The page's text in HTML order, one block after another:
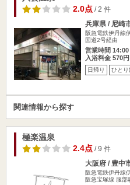
2.0点/ 2 件
兵庫県 / 尼崎
阪急電鉄伊丹線
国道2号経由
営業時間
入浴料金 570円
日帰り ひとり
関連情報から探す
極楽温泉
2.4点/ 9 件
大阪府 / 豊中
阪急電鉄伊丹線
阪急宝塚線 服部